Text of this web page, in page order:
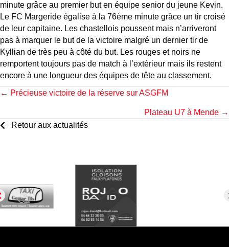
minute grâce au premier but en équipe senior du jeune Kevin.
Le FC Margeride égalise à la 76ème minute grâce un tir croisé
de leur capitaine. Les chastellois poussent mais n’arriveront
pas à marquer le but de la victoire malgré un dernier tir de
Kyllian de très peu à côté du but. Les rouges et noirs ne
remportent toujours pas de match à l’extérieur mais ils restent
encore à une longueur des équipes de tête au classement.
Posts
navigation
← Précieuse victoire de la réserve sur ASGFM
Plateau U7 à Mende →
Retour aux actualités